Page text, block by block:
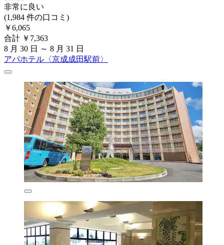
非常に良い
(1,984 件の口コミ)
￥6,065
合計 ￥7,363
8 月 30 日 ～ 8 月 31 日
アパホテル〈京成成田駅前〉